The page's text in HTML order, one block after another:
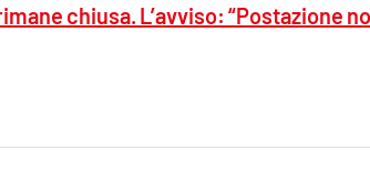
chiusa. L’avviso: “Postazione